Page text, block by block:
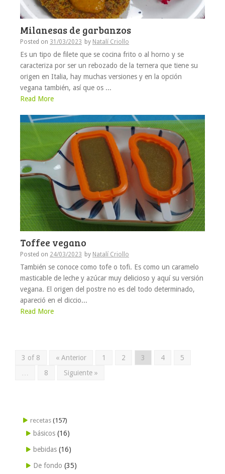
Milanesas de garbanzos
Posted on 31/03/2023 by Natalí Criollo
Es un tipo de filete que se cocina frito o al horno y se
caracteriza por ser un rebozado de la ternera que tiene su
origen en Italia, hay muchas versiones y en la opción
vegana también, así que os ...
Read More
Toffee vegano
Posted on 24/03/2023 by Natalí Criollo
También se conoce como tofe o tofi. Es como un caramelo
masticable de leche y azúcar muy delicioso y aquí su versión
vegana. El origen del postre no es del todo determinado,
apareció en el diccio...
Read More
3 of 8 « Anterior 1 2 3 4
5
8 Siguiente »
recetas (157)
básicos (16)
bebidas (16)
De fondo (35)